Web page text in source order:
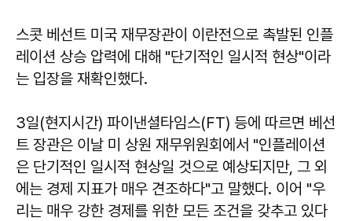
스콧 베선트 미국 재무장관이 이란전으로 촉발된 인플
레이션 상승 압력에 대해 "단기적인 일시적 현상"이라
는 입장을 재확인했다.
3일(현지시간) 파이낸셜타임스(FT) 등에 따르면 베선
트 장관은 이날 미 상원 재무위원회에서 "인플레이션
은 단기적인 일시적 현상일 것으로 예상되지만, 그 외
에는 경제 지표가 매우 견조하다"고 말했다. 이어 "우
리는 매우 강한 경제를 위한 모든 조건을 갖추고 있다